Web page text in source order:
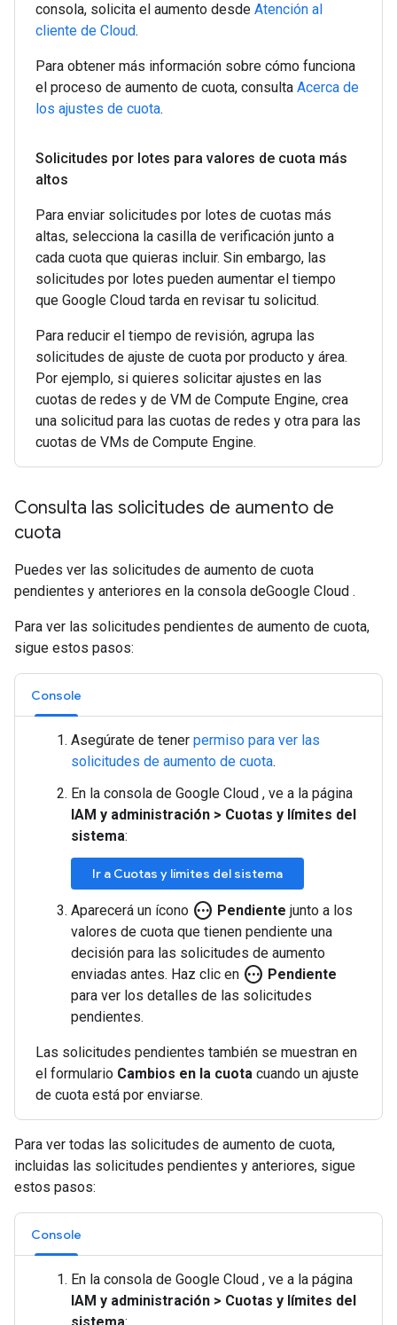
consola, solicita el aumento desde Atención al
cliente de Cloud.
Para obtener más información sobre cómo funciona
el proceso de aumento de cuota, consulta Acerca de
los ajustes de cuota.
Solicitudes por lotes para valores de cuota más
altos
Para enviar solicitudes por lotes de cuotas más
altas, selecciona la casilla de verificación junto a
cada cuota que quieras incluir. Sin embargo, las
solicitudes por lotes pueden aumentar el tiempo
que Google Cloud tarda en revisar tu solicitud.
Para reducir el tiempo de revisión, agrupa las
solicitudes de ajuste de cuota por producto y área.
Por ejemplo, si quieres solicitar ajustes en las
cuotas de redes y de VM de Compute Engine, crea
una solicitud para las cuotas de redes y otra para las
cuotas de VMs de Compute Engine.
Consulta las solicitudes de aumento de
cuota
Puedes ver las solicitudes de aumento de cuota
pendientes y anteriores en la consola deGoogle Cloud .
Para ver las solicitudes pendientes de aumento de cuota,
sigue estos pasos:
Console
Asegúrate de tener permiso para ver las
solicitudes de aumento de cuota.
En la consola de Google Cloud , ve a la página
IAM y administración > Cuotas y límites del
sistema:
Ir a Cuotas y límites del sistema
Aparecerá un ícono pending Pendiente junto a los
valores de cuota que tienen pendiente una
decisión para las solicitudes de aumento
enviadas antes. Haz clic en pending Pendiente
para ver los detalles de las solicitudes
pendientes.
Las solicitudes pendientes también se muestran en
el formulario Cambios en la cuota cuando un ajuste
de cuota está por enviarse.
Para ver todas las solicitudes de aumento de cuota,
incluidas las solicitudes pendientes y anteriores, sigue
estos pasos:
Console
En la consola de Google Cloud , ve a la página
IAM y administración > Cuotas y límites del